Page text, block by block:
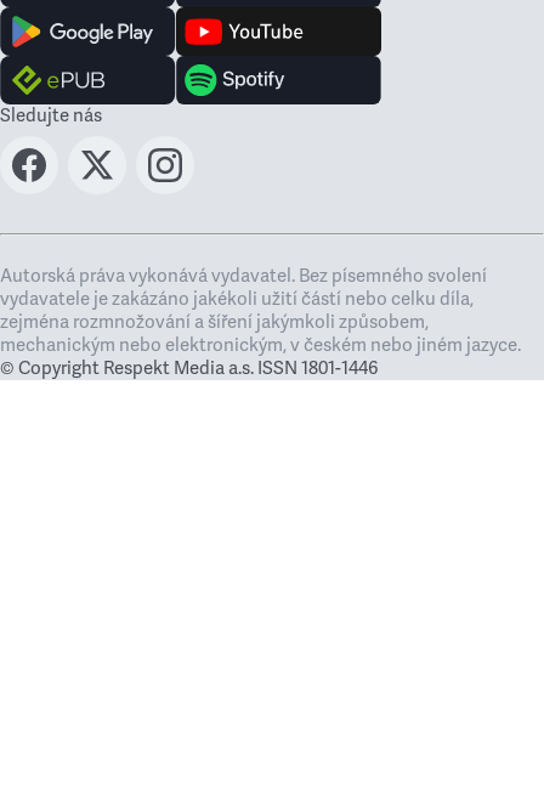
Sledujte nás
Autorská práva vykonává vydavatel. Bez písemného svolení
vydavatele je zakázáno jakékoli užití částí nebo celku díla,
zejména rozmnožování a šíření jakýmkoli způsobem,
mechanickým nebo elektronickým, v českém nebo jiném jazyce.
© Copyright Respekt Media a.s. ISSN 1801-1446